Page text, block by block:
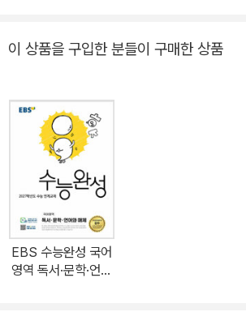
리할 수 있는 활용법을 제시한다. [EBS에서 준비한 수능특강 독서
한 핵심 내용 제시, 수능 시험을 대비하는 학생
②수능특강 사용설명서: 진짜가 만든 진짜 분석
하는 가장 쉽고 빠른 방법 ③수능연계완성 3주
위한 연계의 완성, 최상위권 단기 집중 학습 EBSi 사이트에서 전 교
재 무료 강의를 제공합니다.
이 상품을 구입한 분들이 구매한 상품
EBS 수능완성 국어
영역 독서·문학·언어